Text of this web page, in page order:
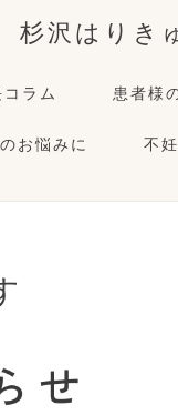
杉沢はりき
ラム 患者様
お悩みに 不